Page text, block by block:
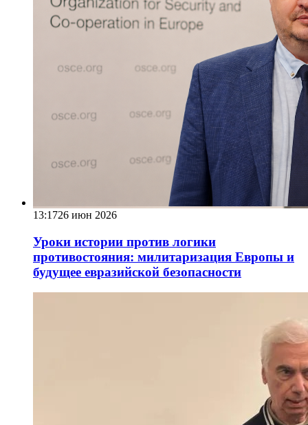
13:1726 июн 2026
Уроки истории против логики
противостояния: милитаризация Европы и
будущее евразийской безопасности